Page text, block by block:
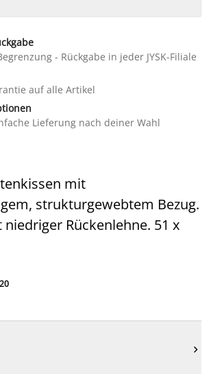
- Rückgabe in jeder JYSK-Filiale
auf alle Artikel
Lieferung nach deiner Wahl
mit
strukturgewebtem Bezug.
niedriger Rückenlehne. 51 x
